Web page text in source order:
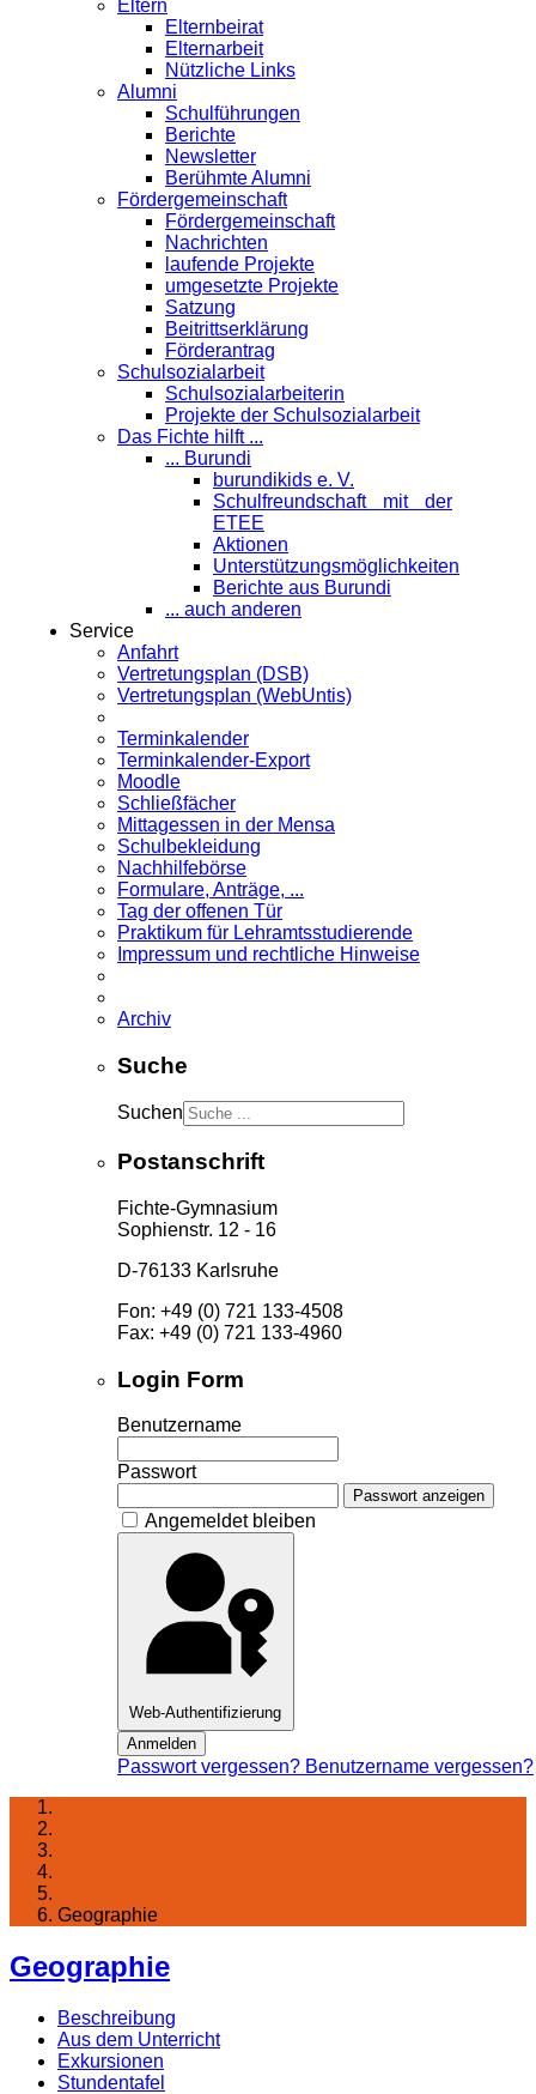
Eltern
Elternbeirat
Elternarbeit
Nützliche Links
Alumni
Schulführungen
Berichte
Newsletter
Berühmte Alumni
Förder­gemeinschaft
Fördergemeinschaft
Nachrichten
laufende Projekte
umgesetzte Projekte
Satzung
Beitrittserklärung
Förderantrag
Schul­sozialarbeit
Schulsozialarbeiterin
Projekte der Schulsozialarbeit
Das Fichte hilft ...
... Burundi
burundikids e. V.
Schulfreundschaft mit der
ETEE
Aktionen
Unterstützungsmöglichkeiten
Berichte aus Burundi
... auch anderen
Service
Anfahrt
Vertretungsplan (DSB)
Vertretungsplan (WebUntis)
Terminkalender
Terminkalender-Export
Moodle
Schließfächer
Mittagessen in der Mensa
Schulbekleidung
Nachhilfebörse
Formulare, Anträge, ...
Tag der offenen Tür
Praktikum für Lehramts­studierende
Impressum und rechtliche Hinweise
Archiv
Suche
Suchen
Postanschrift
Fichte-Gymnasium
Sophienstr. 12 - 16
D-76133 Karlsruhe
Fon: +49 (0) 721 133-4508
Fax: +49 (0) 721 133-4960
Login Form
Benutzername
Passwort
Passwort anzeigen
Angemeldet bleiben
Web-Authentifizierung
Anmelden
Passwort vergessen? Benutzername vergessen?
Geographie
Geographie
Beschreibung
Aus dem Unterricht
Exkursionen
Stundentafel